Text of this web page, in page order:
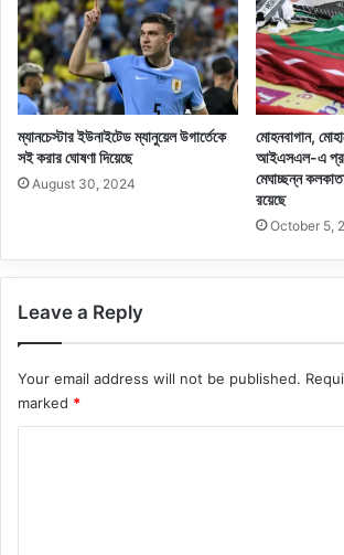
ম্যানচেস্টার ইউনাইটেড ম্যানুয়েল উগার্তেকে
সই করার ঘোষণা দিয়েছে
August 30, 2024
মোহনবাগান,
আইএসএল-এ
মেঘাচ্ছন্ন
রয়েছে
October 5,
Leave a Reply
Your email address will not be published.
marked *